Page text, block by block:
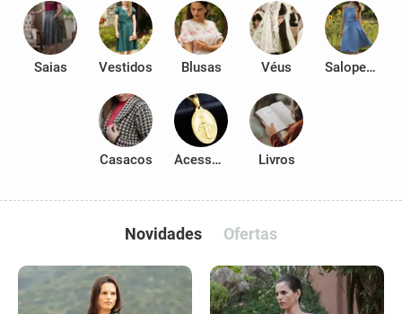
Saias Vestidos Blusas Véus Salopetes
Casacos Acessórios Livros
Novidades Ofertas